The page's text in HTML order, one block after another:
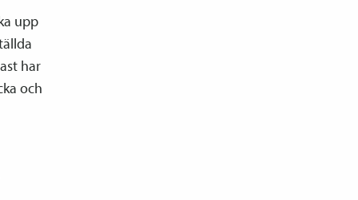
upp
har
och